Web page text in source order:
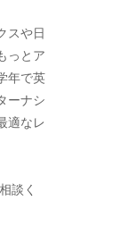
スや日
っとア
年で英
ーナシ
適なレ
談く